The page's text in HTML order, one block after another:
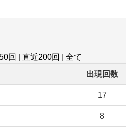
回 直近200回
全て
出現回数
17
8